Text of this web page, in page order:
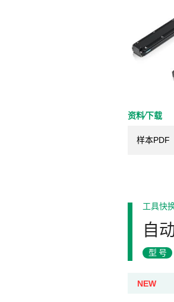
资料⁄下载
样本PDF
工具快
自
型号
NEW